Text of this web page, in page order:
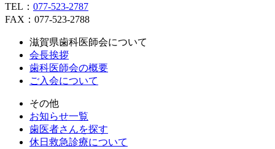
TEL： 077-523-2787
FAX：077-523-2788
滋賀県歯科医師会について
会長挨拶
歯科医師会の概要
ご入会について
その他
お知らせ一覧
歯医者さんを探す
休日救急診療について